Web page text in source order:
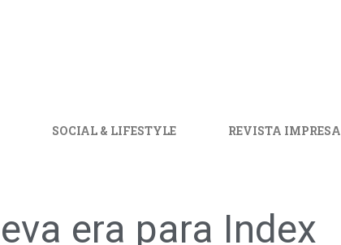
SOCIAL & LIFESTYLE REVISTA IMPRESA
era para Index